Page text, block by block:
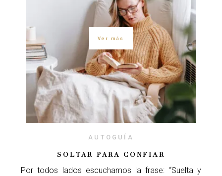
Ver más
AUTOGUÍA
SOLTAR PARA CONFIAR
Por todos lados escuchamos la frase: “Suelta y